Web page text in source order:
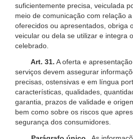
suficientemente precisa, veiculada
meio de comunicação com relação
oferecidos ou apresentados, obriga
veicular ou dela se utilizar e integra
celebrado.
Art. 31. A oferta e
serviços devem assegurar
precisas, ostensivas e em língua
características, qualidades,
garantia, prazos de validade e
bem como sobre os riscos que
segurança dos consumidores.